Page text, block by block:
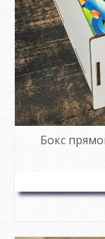
Бокс